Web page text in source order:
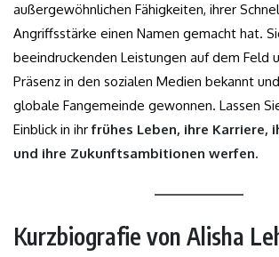
außergewöhnlichen Fähigkeiten, ihrer
Angriffsstärke einen Namen gemacht hat.
beeindruckenden Leistungen auf dem Feld
Präsenz in den sozialen Medien bekannt
globale Fangemeinde gewonnen. Lassen
Einblick in ihrfrühes Leben, ihre Karriere,
und ihre Zukunftsambitionen werfen.
Kurzbiografie von Alisha